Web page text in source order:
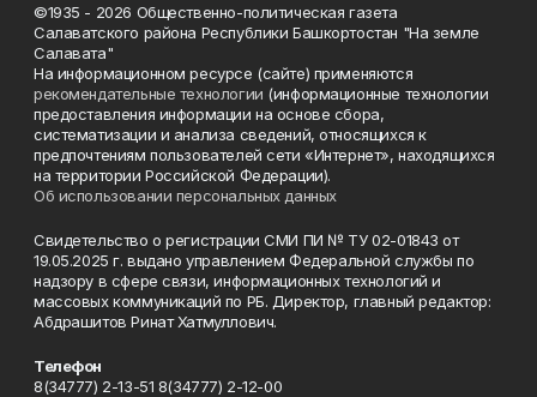
©1935 - 2026 Общественно-политическая газета
Салаватского района Республики Башкортостан "На земле
Салавата"
На информационном ресурсе (сайте) применяются
рекомендательные технологии (информационные технологии
предоставления информации на основе сбора,
систематизации и анализа сведений, относящихся к
предпочтениям пользователей сети «Интернет», находящихся
на территории Российской Федерации).
Об использовании персональных данных
Свидетельство о регистрации СМИ ПИ № ТУ 02-01843 от
19.05.2025 г. выдано управлением Федеральной службы по
надзору в сфере связи, информационных технологий и
массовых коммуникаций по РБ. Директор, главный редактор:
Абдрашитов Ринат Хатмуллович.
Телефон
8(34777) 2-13-51 8(34777) 2-12-00